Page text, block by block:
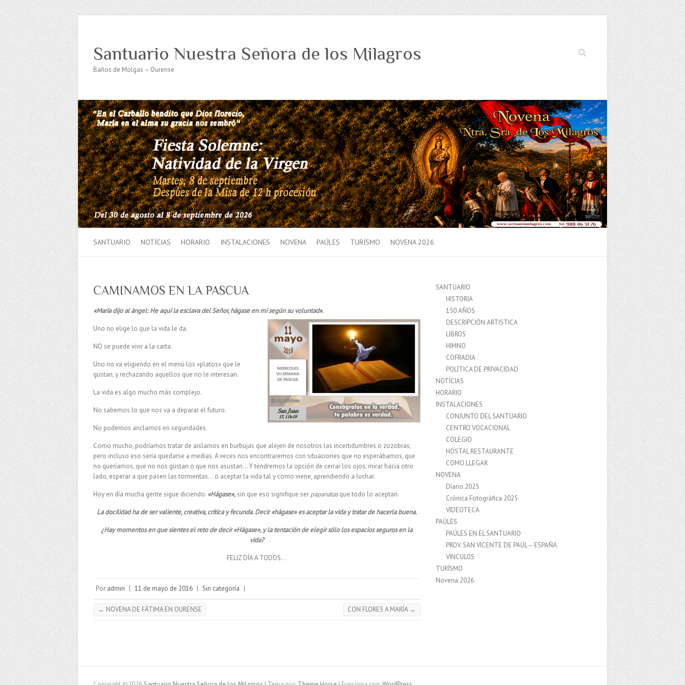
Buscar
Santuario Nuestra Señora de los Milagros
Baños de Molgas – Ourense
SANTUARIO NOTÍCIAS HORARIO INSTALACIONES NOVENA PAÚLES TURÍSMO NOVENA 2026
CAMINAMOS EN LA PASCUA
«María dijo al ángel: He aquí la esclava del Señor, hágase en mí según su voluntad».
Uno no elige lo que la vida le da.
NO se puede vivir a la carta.
Uno no va eligiendo en el menú los «platos» que le
gustan, y rechazando aquellos que no le interesan.
La vida es algo mucho más complejo.
No sabemos lo que nos va a deparar el futuro.
No podemos anclarnos en seguridades.
Como mucho, podríamos tratar de aislarnos en burbujas que alejen de nosotros las incertidumbres o zozobras;
pero incluso eso sería quedarse a medias. A veces nos encontraremos con situaciones que no esperábamos, que
no queríamos, que no nos gustan o que nos asustan… Y tendremos la opción de cerrar los ojos, mirar hacia otro
lado, esperar a que pasen las tormentas… o aceptar la vida tal y como viene, aprendiendo a luchar.
Hoy en día mucha gente sigue diciendo: «Hágase», sin que eso signifique ser papanatasque todo lo aceptan.
La docilidad ha de ser valiente, creativa, crítica y fecunda. Decir «hágase» es aceptar la vida y tratar de hacerla buena.
¿Hay momentos en que sientes el reto de decir «Hágase», y la tentación de elegir sólo los espacios seguros en la
vida?
FELIZ DÍA A TODOS…
Por admin | 11 de mayo de 2016 | Sin categoría |
← NOVENA DE FÁTIMA EN OURENSE CON FLORES A MARÍA →
SANTUARIO
HISTORIA
150 AÑOS
DESCRIPCIÓN ARTISTICA
LIBROS
HIMNO
COFRADIA
POLÍTICA DE PRIVACIDAD
NOTÍCIAS
HORARIO
INSTALACIONES
CONJUNTO DEL SANTUARIO
CENTRO VOCACIONAL
COLEGIO
HOSTAL RESTAURANTE
COMO LLEGAR
NOVENA
Díario 2025
Crónica Fotográfica 2025
VIDEOTECA
PAÚLES
PAÚLES EN EL SANTUARIO
PROV. SAN VICENTE DE PAÚL – ESPAÑA
VINCULOS
TURÍSMO
Novena 2026